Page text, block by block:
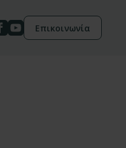
Επικοινωνία